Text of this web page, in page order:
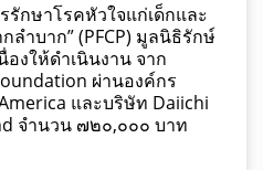
รักษาโรคหัวใจแก่เด็กและ
ำบาก” (PFCP) มูลนิธิรักษ์
งให้ดำเนินงาน จาก
ผ่านองค์กร
และบริษัท Daiichi
จำนวน ๗๒๐,๐๐๐ บาท